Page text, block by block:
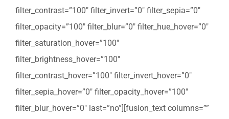
filter_contrast=”100″ filter_invert=”0″ filter_sepia=”0″
filter_opacity=”100″ filter_blur=”0″ filter_hue_hover=”0″
filter_saturation_hover=”100″
filter_brightness_hover=”100″
filter_contrast_hover=”100″ filter_invert_hover=”0″
filter_sepia_hover=”0″ filter_opacity_hover=”100″
filter_blur_hover=”0″ last=”no”][fusion_text columns=””